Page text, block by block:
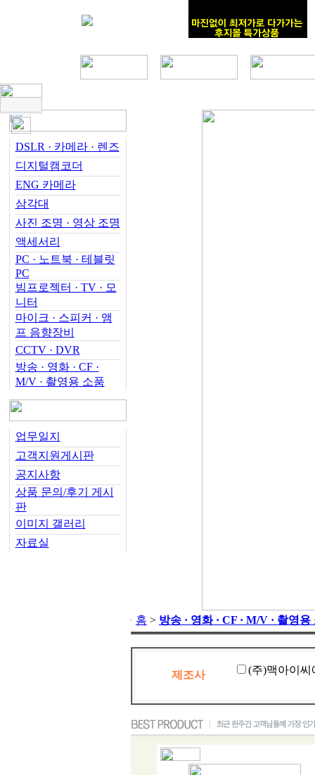
DSLR · 카메라 · 렌즈
디지털캠코더
ENG 카메라
삼각대
사진 조명 · 영상 조명
액세서리
PC · 노트북 · 테블릿
PC
빔프로젝터 · TV · 모
니터
마이크 · 스피커 · 앰
프 음향장비
CCTV · DVR
방송 · 영화 · CF ·
M/V · 촬영용 소품
업무일지
고객지원게시판
공지사항
상품 문의/후기 게시
판
이미지 갤러리
자료실
홈 > 방송 · 영화 · CF · M/V · 촬영용
제조사 (주)맥아이씨